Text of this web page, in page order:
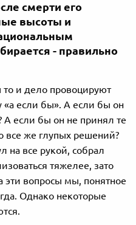
смерти его
высоты и
- правильно
и дело провоцируют
«а если бы». А если бы он
А если бы он не принял те
все же глупых решений?
на все рукой, собрал
тяжелее, зато
эти вопросы мы, понятное
Однако некоторые